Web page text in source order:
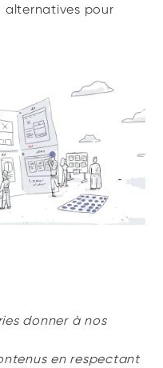
alternatives pour
donner à nos
en respectant